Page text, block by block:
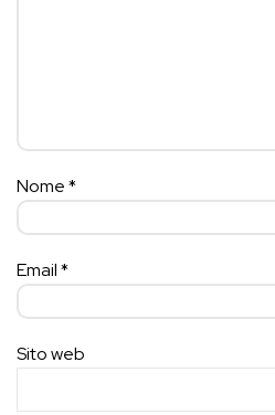
Nome*
Email*
Sito web